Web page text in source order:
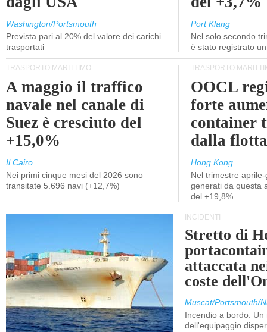
Washington/Portsmouth
Prevista pari al 20% del valore dei carichi
trasportati
Port Klang
Nel solo secondo
è stato registrato
TRASPORTO MARITTIMO
A maggio il traffico
navale nel canale di
Suez è cresciuto del
+15,0%
Il Cairo
Nei primi cinque mesi del 2026 sono
transitate 5.696 navi (+12,7%)
TRASPORTO
OOCL
forte
container
dalla
Hong Kong
Nel trimestre
generati da questa
del +19,8%
INCIDENTI
Stretto di
attaccata
coste
Muscat/Portsmouth/
Incendio a bordo. Un
dell'equipaggio